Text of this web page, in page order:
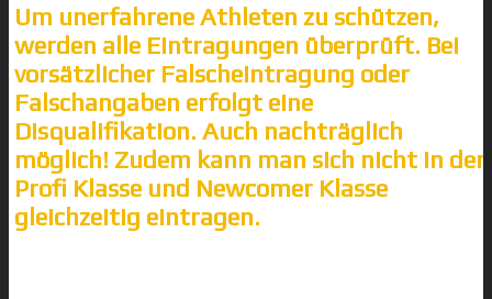
Um unerfahrene Athleten zu schützen,
werden alle Eintragungen überprüft. Bei
vorsätzlicher Falscheintragung oder
Falschangaben erfolgt eine
Disqualifikation. Auch nachträglich
möglich! Zudem kann man sich nicht in der
Profi Klasse und Newcomer Klasse
gleichzeitig eintragen.